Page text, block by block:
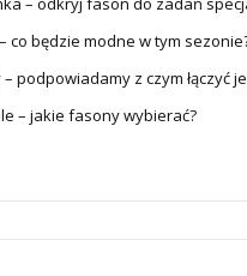
co będzie modne w tym
podpowiadamy z czym łączyć
– jakie fasony wybierać?